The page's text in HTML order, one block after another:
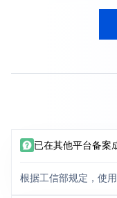
已在其他平台备案
根据工信部规定，使